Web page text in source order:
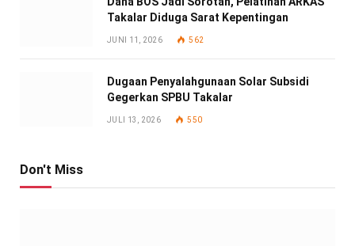
Takalar Diduga Sarat Kepentingan
JUNI 11, 2026 562
Dugaan Penyalahgunaan Solar Subsidi
Gegerkan SPBU Takalar
JULI 13, 2026 550
Don't Miss